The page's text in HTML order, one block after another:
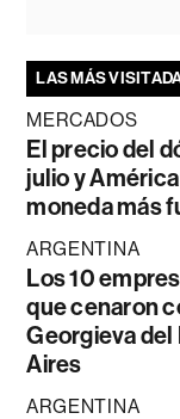
LAS MÁS
MERCADOS
El precio del
julio y
moneda más
ARGENTINA
Los 10
que cenaron
Georgieva del
Aires
ARGENTINA